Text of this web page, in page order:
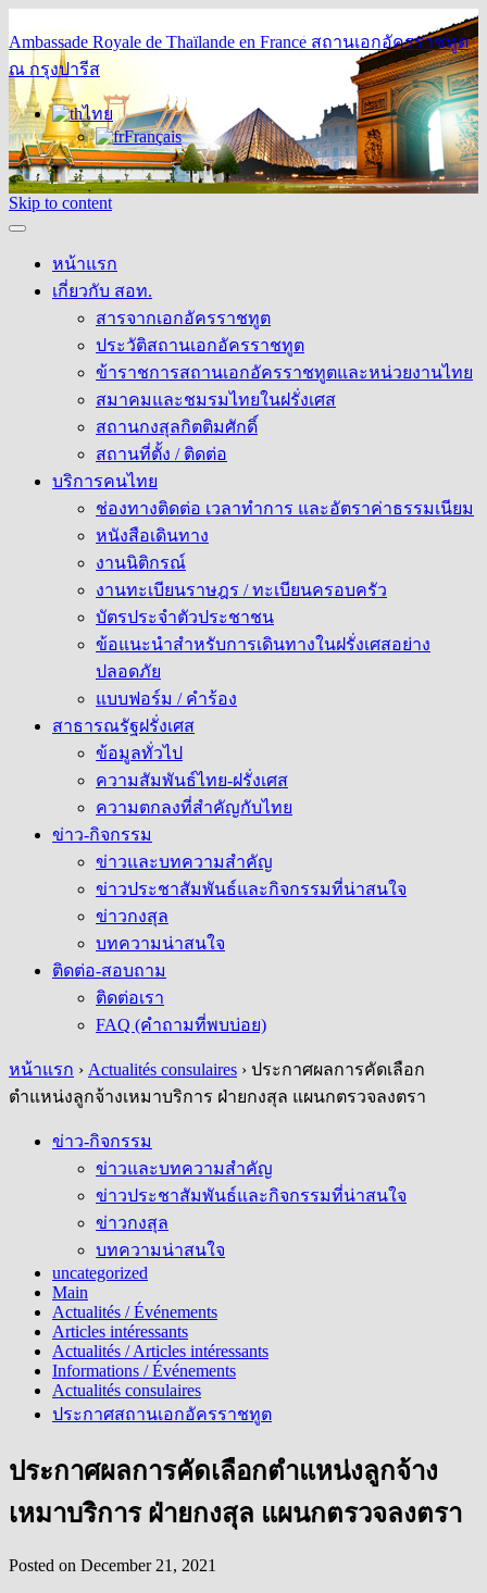
Ambassade Royale de Thaïlande en France สถานเอกอัครราชทูต
ณ กรุงปารีส
ไทย
Français
Skip to content
หน้าแรก
เกี่ยวกับ สอท.
สารจากเอกอัครราชทูต
ประวัติสถานเอกอัครราชทูต
ข้าราชการสถานเอกอัครราชทูตและหน่วยงานไทย
สมาคมและชมรมไทยในฝรั่งเศส
สถานกงสุลกิตติมศักดิ์
สถานที่ตั้ง / ติดต่อ
บริการคนไทย
ช่องทางติดต่อ เวลาทำการ และอัตราค่าธรรมเนียม
หนังสือเดินทาง
งานนิติกรณ์
งานทะเบียนราษฎร / ทะเบียนครอบครัว
บัตรประจำตัวประชาชน
ข้อแนะนำสำหรับการเดินทางในฝรั่งเศสอย่าง
ปลอดภัย
แบบฟอร์ม / คำร้อง
สาธารณรัฐฝรั่งเศส
ข้อมูลทั่วไป
ความสัมพันธ์ไทย-ฝรั่งเศส
ความตกลงที่สำคัญกับไทย
ข่าว-กิจกรรม
ข่าวและบทความสำคัญ
ข่าวประชาสัมพันธ์และกิจกรรมที่น่าสนใจ
ข่าวกงสุล
บทความน่าสนใจ
ติดต่อ-สอบถาม
ติดต่อเรา
FAQ (คำถามที่พบบ่อย)
หน้าแรก › Actualités consulaires › ประกาศผลการคัดเลือก
ตำแหน่งลูกจ้างเหมาบริการ ฝ่ายกงสุล แผนกตรวจลงตรา
ข่าว-กิจกรรม
ข่าวและบทความสำคัญ
ข่าวประชาสัมพันธ์และกิจกรรมที่น่าสนใจ
ข่าวกงสุล
บทความน่าสนใจ
uncategorized
Main
Actualités / Événements
Articles intéressants
Actualités / Articles intéressants
Informations / Événements
Actualités consulaires
ประกาศสถานเอกอัครราชทูต
ประกาศผลการคัดเลือกตำแหน่งลูกจ้าง
เหมาบริการ ฝ่ายกงสุล แผนกตรวจลงตรา
Posted on December 21, 2021